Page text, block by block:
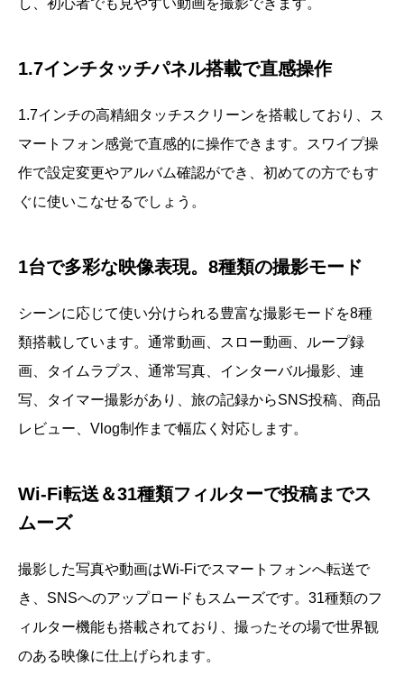
し、初心者でも見やすい動画を撮影できます。
1.7インチタッチパネル搭載で直感操作
1.7インチの高精細タッチスクリーンを搭載しており、ス
マートフォン感覚で直感的に操作できます。スワイプ操
作で設定変更やアルバム確認ができ、初めての方でもす
ぐに使いこなせるでしょう。
1台で多彩な映像表現。8種類の撮影モード
シーンに応じて使い分けられる豊富な撮影モードを8種
類搭載しています。通常動画、スロー動画、ループ録
画、タイムラプス、通常写真、インターバル撮影、連
写、タイマー撮影があり、旅の記録からSNS投稿、商品
レビュー、Vlog制作まで幅広く対応します。
Wi-Fi転送＆31種類フィルターで投稿までス
ムーズ
撮影した写真や動画はWi-Fiでスマートフォンへ転送で
き、SNSへのアップロードもスムーズです。31種類のフ
ィルター機能も搭載されており、撮ったその場で世界観
のある映像に仕上げられます。